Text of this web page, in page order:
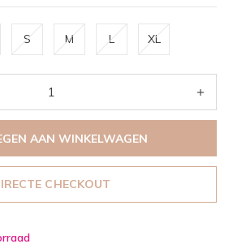
S M L XL
AAN WINKELWAGEN
CHECKOUT